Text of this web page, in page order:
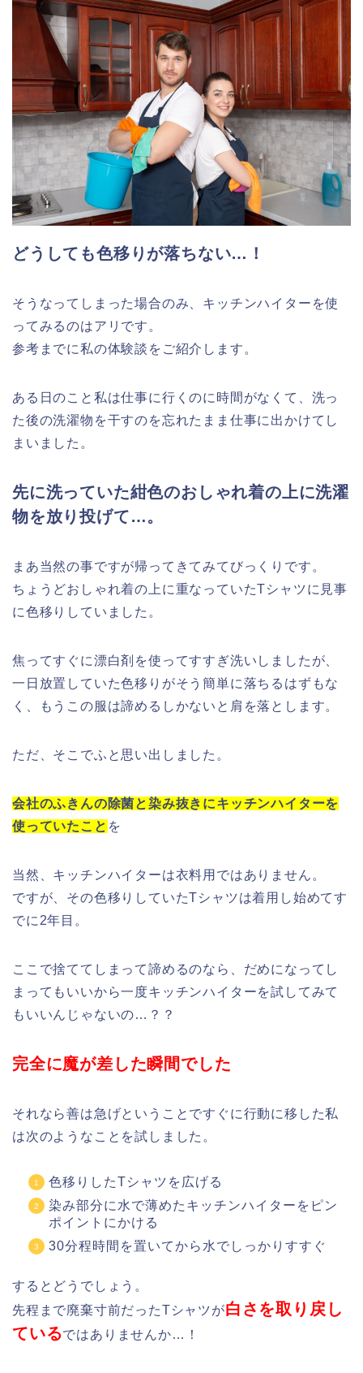
どうしても色移りが落ちない…！
そうなってしまった場合のみ、キッチンハイターを使
ってみるのはアリです。
参考までに私の体験談をご紹介します。
ある日のこと私は仕事に行くのに時間がなくて、洗っ
た後の洗濯物を干すのを忘れたまま仕事に出かけてし
まいました。
先に洗っていた紺色のおしゃれ着の上に洗濯
物を放り投げて…。
まあ当然の事ですが帰ってきてみてびっくりです。
ちょうどおしゃれ着の上に重なっていたTシャツに見事
に色移りしていました。
焦ってすぐに漂白剤を使ってすすぎ洗いしましたが、
一日放置していた色移りがそう簡単に落ちるはずもな
く、もうこの服は諦めるしかないと肩を落とします。
ただ、そこでふと思い出しました。
会社のふきんの除菌と染み抜きにキッチンハイターを
使っていたこと を
当然、キッチンハイターは衣料用ではありません。
ですが、その色移りしていたTシャツは着用し始めてす
でに2年目。
ここで捨ててしまって諦めるのなら、だめになってし
まってもいいから一度キッチンハイターを試してみて
もいいんじゃないの…？？
完全に魔が差した瞬間でした
それなら善は急げということですぐに行動に移した私
は次のようなことを試しました。
色移りしたTシャツを広げる
染み部分に水で薄めたキッチンハイターをピン
ポイントにかける
30分程時間を置いてから水でしっかりすすぐ
するとどうでしょう。
先程まで廃棄寸前だったTシャツが白さを取り戻し
ているではありませんか…！